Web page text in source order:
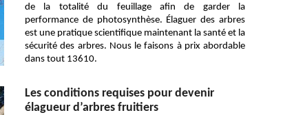
de la totalité du feuillage afin de garder la
performance de photosynthèse. Élaguer des arbres
est une pratique scientifique maintenant la santé et la
sécurité des arbres. Nous le faisons à prix abordable
dans tout 13610.
Les conditions requises pour devenir
élagueur d’arbres fruitiers